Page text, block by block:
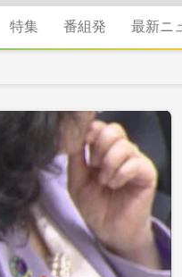
特集 番組発 最新ニ